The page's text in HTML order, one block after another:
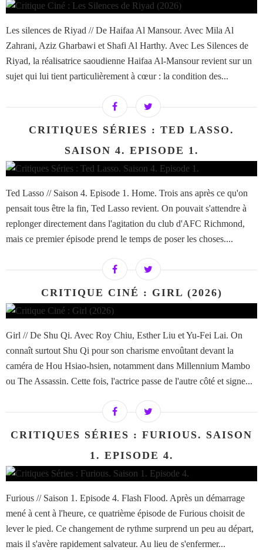
Les silences de Riyad // De Haifaa Al Mansour. Avec Mila Al
Zahrani, Aziz Gharbawi et Shafi Al Harthy. Avec Les Silences de
Riyad, la réalisatrice saoudienne Haifaa Al-Mansour revient sur un
sujet qui lui tient particulièrement à cœur : la condition des...
CRITIQUES SÉRIES : TED LASSO.
SAISON 4. EPISODE 1.
Ted Lasso // Saison 4. Episode 1. Home. Trois ans après ce qu'on
pensait tous être la fin, Ted Lasso revient. On pouvait s'attendre à
replonger directement dans l'agitation du club d'AFC Richmond,
mais ce premier épisode prend le temps de poser les choses....
CRITIQUE CINÉ : GIRL (2026)
Girl // De Shu Qi. Avec Roy Chiu, Esther Liu et Yu-Fei Lai. On
connaît surtout Shu Qi pour son charisme envoûtant devant la
caméra de Hou Hsiao-hsien, notamment dans Millennium Mambo
ou The Assassin. Cette fois, l'actrice passe de l'autre côté et signe...
CRITIQUES SÉRIES : FURIOUS. SAISON
1. EPISODE 4.
Furious // Saison 1. Episode 4. Flash Flood. Après un démarrage
mené à cent à l'heure, ce quatrième épisode de Furious choisit de
lever le pied. Ce changement de rythme surprend un peu au départ,
mais il s'avère rapidement salvateur. Au lieu de s'enfermer...